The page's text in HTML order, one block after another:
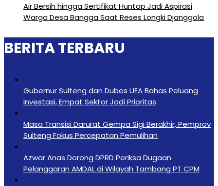
Air Bersih hingga Sertifikat Huntap Jadi Aspirasi
Warga Desa Bangga Saat Reses Longki Djanggola
BERITA TERBARU
Gubernur Sulteng dan Dubes UEA Bahas Peluang
Investasi, Empat Sektor Jadi Prioritas
Masa Transisi Darurat Gempa Sigi Berakhir, Pemprov
Sulteng Fokus Percepatan Pemulihan
Azwar Anas Dorong DPRD Periksa Dugaan
Pelanggaran AMDAL di Wilayah Tambang PT CPM